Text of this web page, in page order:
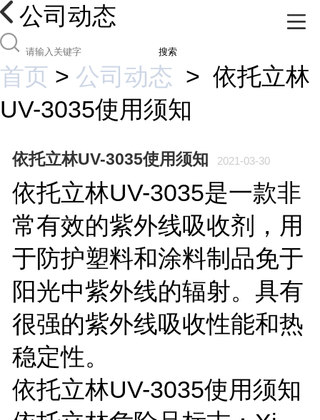
公司动态
搜索
首页 > 公司动态 > 依托立林
UV-3035使用须知
依托立林UV-3035使用须知 2021-03-30
依托立林UV-3035是一款非
常有效的紫外线吸收剂，用
于防护塑料和涂料制品免于
阳光中紫外线的辐射。具有
很强的紫外线吸收性能和热
稳定性。
依托立林UV-3035使用须知